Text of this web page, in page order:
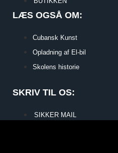
LÆS OGSÅ OM:
Cubansk Kunst
Opladning af El-bil
Skolens historie
SKRIV TIL OS:
SIKKER MAIL